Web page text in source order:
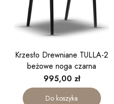
Krzesło Drewniane TULLA-2
beżowe noga czarna
Cena
995,00 zł
Do koszyka